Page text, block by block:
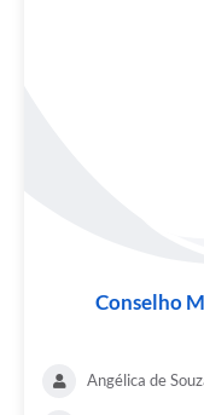
Conselho
Angélica de